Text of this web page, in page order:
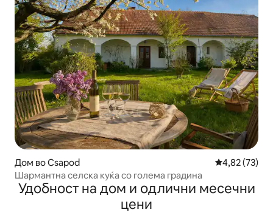
Дом во Csapod Просечна
4,82 (73)
Шармантна селска куќа со голема градина
Удобност на дом и одлични месечни
цени